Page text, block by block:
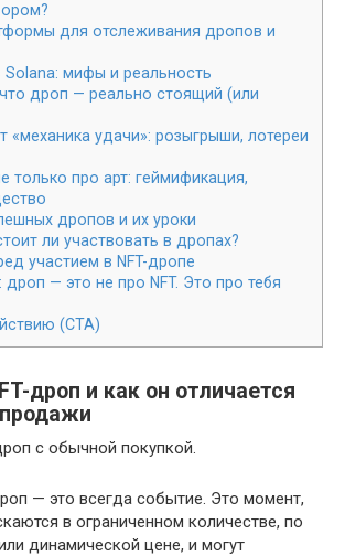
для отслеживания дропов и
Solana: мифы и реальность
дроп — реально стоящий (или
«механика удачи»: розыгрыши, лотереи
только про арт: геймификация,
дропов и их уроки
ли участвовать в дропах?
участием в NFT-дропе
дроп — это не про NFT. Это про тебя
(CTA)
дроп и как он отличается
с обычной покупкой.
— это всегда событие. Это момент,
в ограниченном количестве, по
динамической цене, и могут